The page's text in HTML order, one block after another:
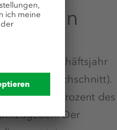
das Geschäftsjahr
im Durchschnitt).
30 bis 50 Prozent des
Der